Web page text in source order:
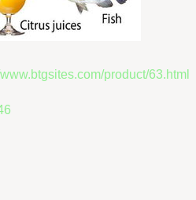
product/63.html